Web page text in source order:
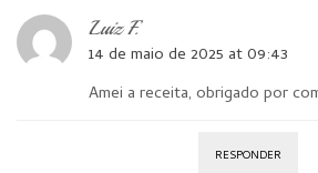
Luiz F.
14 de maio de 2025 at 09:43
Amei a receita, obrigado por
RESPONDER